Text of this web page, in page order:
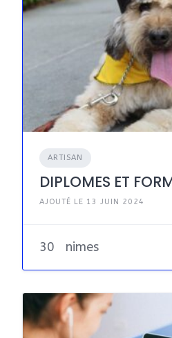
ARTISAN
DIPLOMES ET
AJOUTÉ LE 13 JUIN 2024
30 nimes